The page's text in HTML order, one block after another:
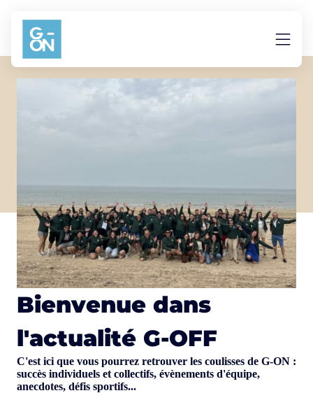
Aller au contenu
Bienvenue dans
l'actualité G-OFF
C'est ici que vous pourrez retrouver les coulisses de G-ON :
succès individuels et collectifs, évènements d'équipe,
anecdotes, défis sportifs...